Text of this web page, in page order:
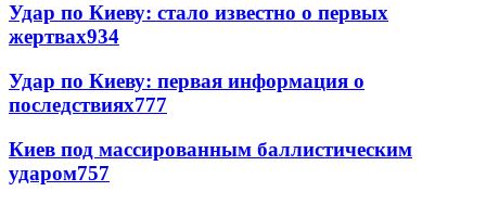
Удар по Киеву: стало известно о первых
жертвах934
Удар по Киеву: первая информация о
последствиях777
Киев под массированным баллистическим
ударом757